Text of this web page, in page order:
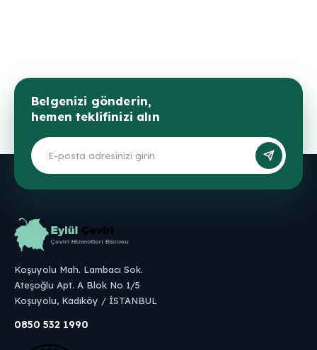
Belgenizi gönderin,
hemen teklifinizi alın
Koşuyolu Mah. Lambacı Sok.
Ateşoğlu Apt. A Blok No 1/5
Koşuyolu, Kadıköy / İSTANBUL
0850 532 1990